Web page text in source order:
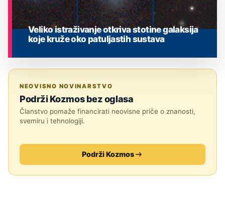
Veliko istraživanje otkriva stotine galaksija
koje kruže oko patuljastih sustava
NEOVISNO NOVINARSTVO
Podrži Kozmos bez oglasa
Članstvo pomaže financirati neovisne priče o znanosti,
svemiru i tehnologiji.
Podrži Kozmos